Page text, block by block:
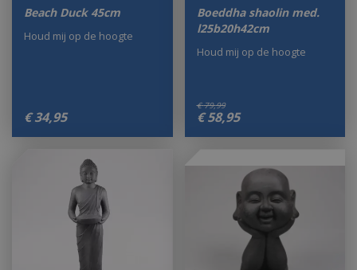
Beach Duck 45cm
€ 34,95
Houd mij op de hoogte
Boeddha shaolin med.
l25b20h42cm
€ 79,99
€ 58,95
Houd mij op de hoogte